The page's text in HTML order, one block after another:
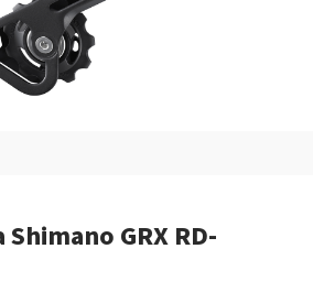
GRX RD-